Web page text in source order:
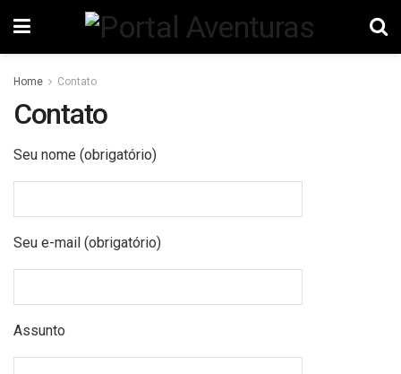
Home Contato
Contato
Seu nome (obrigatório)
Seu e-mail (obrigatório)
Assunto